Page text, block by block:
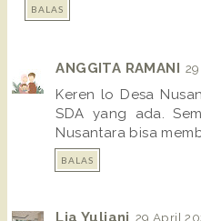
BALAS
ANGGITA RAMANI
Keren lo Desa
SDA yang ada.
Nusantara bisa
BALAS
Lia Yuliani 29 April